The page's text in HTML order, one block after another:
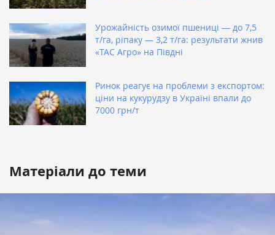
Урожайність озимої пшениці — до 7,5
т/га, ріпаку — 3,2 т/га: результати жнив
«ТАС Агро» на Півдні
Ринок реагує на проблеми з експортом:
ціни на кукурудзу в Україні впали до
7000 грн/т
Матеріали до теми